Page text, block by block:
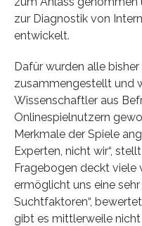
zur Diagnostik von
entwickelt.
Dafür wurden alle
zusammengestellt und
Wissenschaftler aus
Onlinespielnutzern
Merkmale der Spiele
Experten, nicht wir“,
Fragebogen deckt viele
ermöglicht uns eine
Suchtfaktoren“,
gibt es mittlerweile